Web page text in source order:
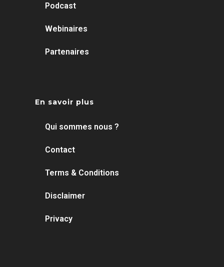
Podcast
Webinaires
Partenaires
En savoir plus
Qui sommes nous ?
Contact
Terms & Conditions
Disclaimer
Privacy